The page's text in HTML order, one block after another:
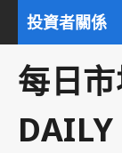
投資者關係
每日
DAILY